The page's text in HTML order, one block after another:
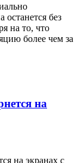
останется без
на то, что
более чем за
на
на экранах с